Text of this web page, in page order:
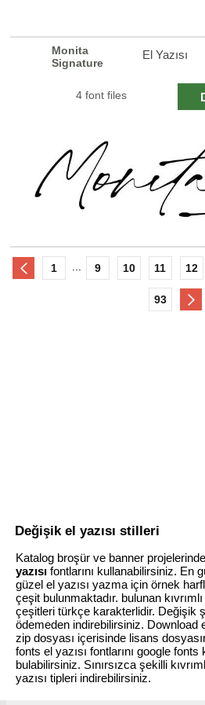
Monita
Signature
El Yazısı
4 font files
1 9 10 11 12
93
Değişik el yazısı stilleri
Katalog broşür ve banner
yazısı fontlarını kullanabilirsiniz. En
güzel el yazısı yazma için örnek
çeşit bulunmaktadır. bulunan
çeşitleri türkçe karakterlidir. Değişik
ödemeden indirebilirsiniz. Download
zip dosyası içerisinde lisans
fonts el yazısı fontlarını google
bulabilirsiniz. Sınırsızca şekilli
yazısı tipleri indirebilirsiniz.